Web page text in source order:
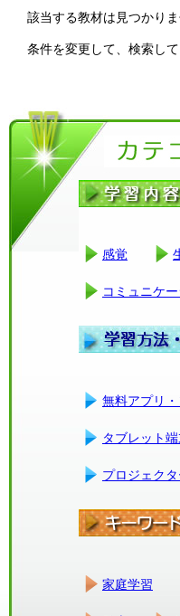
該当する教材は見つかりま
条件を変更して、検索して
感覚
コミュニケ
無料アプリ・
タブレット
プロジェク
家庭学習